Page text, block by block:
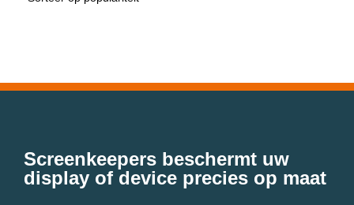
Screenkeepers beschermt uw
display of device precies op maat